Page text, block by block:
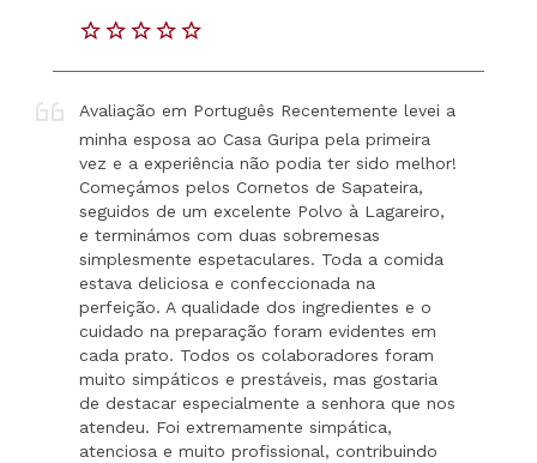
Avaliação em Português Recentemente levei a
minha esposa ao Casa Guripa pela primeira
vez e a experiência não podia ter sido melhor!
Começámos pelos Cornetos de Sapateira,
seguidos de um excelente Polvo à Lagareiro,
e terminámos com duas sobremesas
simplesmente espetaculares. Toda a comida
estava deliciosa e confeccionada na
perfeição. A qualidade dos ingredientes e o
cuidado na preparação foram evidentes em
cada prato. Todos os colaboradores foram
muito simpáticos e prestáveis, mas gostaria
de destacar especialmente a senhora que nos
atendeu. Foi extremamente simpática,
atenciosa e muito profissional, contribuindo